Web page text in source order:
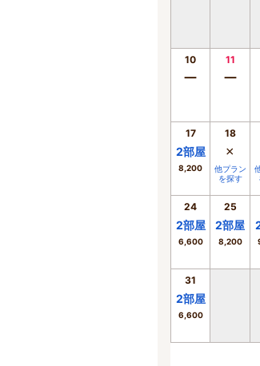
10
ー
11
ー
17
2部屋
8,200
18
×
他プラン
を探す
24
2部屋
6,600
25
2部屋
8,200
31
2部屋
6,600